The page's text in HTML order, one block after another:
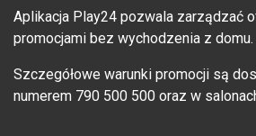
Aplikacja Play24 pozwala zarządzać
promocjami bez wychodzenia z domu.
Szczegółowe warunki promocji są
numerem 790 500 500 oraz w